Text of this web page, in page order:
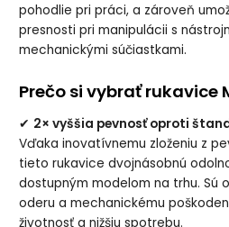
pohodlie pri práci, a zároveň
presnosti pri manipulácii s
mechanickými súčiastkami.
Prečo si vybrať rukavice
✔ 2× vyššia pevnosť oproti
Vďaka inovatívnemu zloženiu z
tieto rukavice dvojnásobnú
dostupným modelom na trhu. Sú
oderu a mechanickému
životnosť a nižšiu spotrebu.